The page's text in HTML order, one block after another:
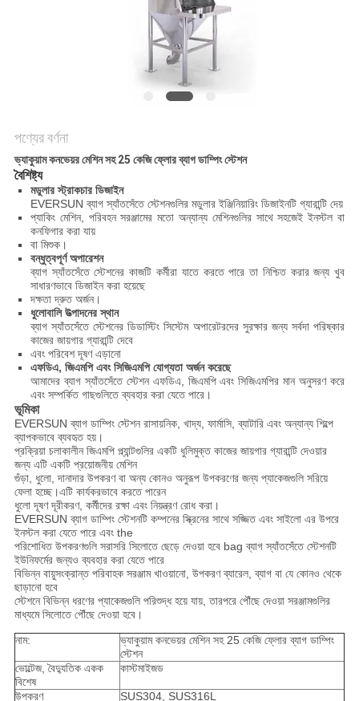
পণ্যের বর্ণনা
ভ্যাকুয়াম কনভেয়র মেশিন সহ 25 কেজি ফ্লোর ব্যাগ ডাম্পিং স্টেশন
বৈশিষ্ট্য
মডুলার স্ট্রাকচার ডিজাইন
EVERSUN ব্যাগ স্যাঁতসেঁতে স্টেশনগুলির মডুলার ইঞ্জিনিয়ারিং ডিজাইনটি গ্যারান্টি দেয়
প্যাকিং মেশিন, পরিবহন সরঞ্জামের মতো অন্যান্য মেশিনগুলির সাথে সহজেই ইনস্টল বা
কনফিগার করা যায়
বা মিশুক।
বন্ধুত্বপূর্ণ অপারেশন
ব্যাগ স্যাঁতসেঁতে স্টেশনের কাজটি কর্মীরা যাতে করতে পারে তা নিশ্চিত করার জন্য খুব
সাধারণভাবে ডিজাইন করা হয়েছে
দক্ষতা দ্রুত অর্জন।
ধুলোবালি উত্পাদনের স্থান
ব্যাগ স্যাঁতসেঁতে স্টেশনের ডিডাস্টিং সিস্টেম অপারেটরদের সুরক্ষার জন্য সর্বদা পরিষ্কার
কাজের জায়গার গ্যারান্টি দেবে
এবং পরিবেশ দূষণ এড়ানো
এফডিএ, জিএমপি এবং সিজিএমপি যোগ্যতা অর্জন করেছে
আমাদের ব্যাগ স্যাঁতসেঁতে স্টেশন এফডিএ, জিএমপি এবং সিজিএমপির মান অনুসরণ করে
এবং সম্পর্কিত গাছগুলিতে ব্যবহার করা যেতে পারে।
ভূমিকা
EVERSUN ব্যাগ ডাম্পিং স্টেশন রাসায়নিক, খাদ্য, ফার্মাসি, ব্যাটারি এবং অন্যান্য শিল্পে
ব্যাপকভাবে ব্যবহৃত হয়।
প্রক্রিয়া চলাকালীন জিএমপি প্ল্যান্টগুলির একটি ধুলিমুক্ত কাজের জায়গার গ্যারান্টি দেওয়ার
জন্য এটি একটি প্রয়োজনীয় মেশিন
গুঁড়া, ধুলো, দানাদার উপকরণ বা অন্য কোনও অনুরূপ উপকরণের জন্য প্যাকেজগুলি সরিয়ে
ফেলা হচ্ছে।এটি কার্যকরভাবে করতে পারেন
ধুলো দূষণ দূরীকরণ, কর্মীদের রক্ষা এবং নিয়ন্ত্রণ রোধ করা।
EVERSUN ব্যাগ ডাম্পিং স্টেশনটি কম্পনের স্ক্রিনের সাথে সজ্জিত এবং সাইলো এর উপরে
ইনস্টল করা যেতে পারে এবং the
পরিশোধিত উপকরণগুলি সরাসরি সিলোতে ছেড়ে দেওয়া হবে bag ব্যাগ স্যাঁতসেঁতে স্টেশনটি
ইউনিফর্মের জন্যও ব্যবহার করা যেতে পারে
বিভিন্ন বায়ুসংক্রান্ত পরিবাহক সরঞ্জাম খাওয়ানো, উপকরণ ব্যারেল, ব্যাগ বা যে কোনও থেকে
ছাড়ানো হবে
স্টেশনে বিভিন্ন ধরণের প্যাকেজগুলি পরিশুদ্ধ হয়ে যায়, তারপরে পৌঁছে দেওয়া সরঞ্জামগুলির
মাধ্যমে সিলোতে পৌঁছে দেওয়া হবে।
নাম:
ভ্যাকুয়াম কনভেয়র মেশিন সহ 25 কেজি ফ্লোর ব্যাগ ডাম্পিং
স্টেশন
ভোল্টেজ, বৈদ্যুতিক একক
বিশেষ
কাস্টমাইজড
উপকরণ SUS304, SUS316L